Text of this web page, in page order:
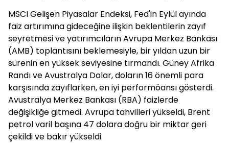
MSCI Gelişen Piyasalar Endeksi, Fed'in Eylül ayında
faiz artırımına gideceğine ilişkin beklentilerin zayıf
seyretmesi ve yatırımcıların Avrupa Merkez Bankası
(AMB) toplantısını beklemesiyle, bir yıldan uzun bir
sürenin en yüksek seviyesine tırmandı. Güney Afrika
Randı ve Avustralya Dolar, doların 16 önemli para
karşısında zayıflarken, en iyi performöansı gösterdi.
Avustralya Merkez Bankası (RBA) faizlerde
değişikliğe gitmedi. Avrupa tahvilleri yükseldi, Brent
petrol varil başına 47 dolara doğru bir miktar geri
çekildi ve bakır yükseldi.